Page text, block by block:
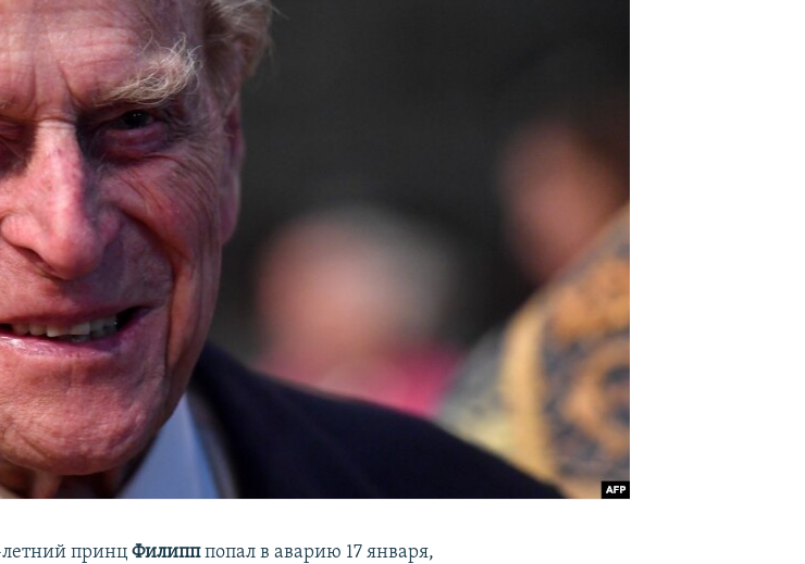
летний принцФилипппопал в аварию 17 января,